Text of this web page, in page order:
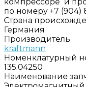
по номеру +7 (904)
Страна
Германия
Производитель
kraftmann
Номенклатурный
135.04250
Наименование